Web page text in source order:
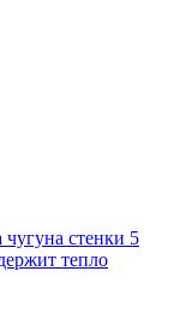
стенки 5
тепло